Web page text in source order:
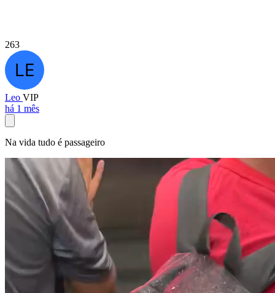
263
Leo VIP
há 1 mês
Na vida tudo é passageiro